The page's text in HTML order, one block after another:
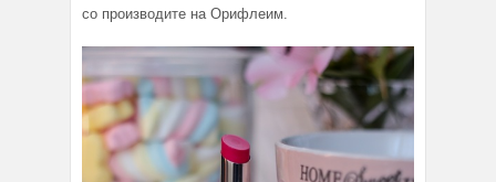
со производите на Орифлеим.